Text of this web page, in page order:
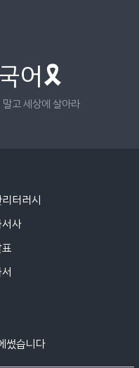
어🎗
고 세상에 살아라
터러시
사
썼습니다